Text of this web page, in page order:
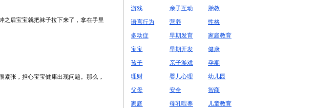
之后宝宝就把袜子拉下来了，拿在手里
张，担心宝宝健康出现问题。那么，
游戏
亲子互动
胎教
语言行为
营养
性格
多动症
早期发育
家庭教育
宝宝
早期开发
健康
孩子
亲子游戏
孕期
理财
婴儿心理
幼儿园
父母
安全
智商
家庭
母乳喂养
儿童教育